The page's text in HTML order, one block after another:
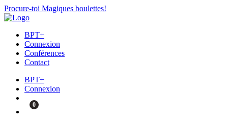
Procure-toi Magiques boulettes!
BPT+
Connexion
Conférences
Contact
BPT+
Connexion
0